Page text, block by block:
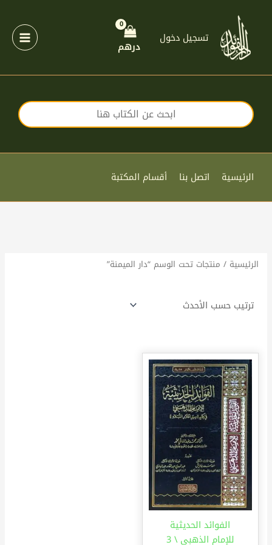
المحتوى
تسجيل دخول
درهم
الرئيسية اتصل بنا أقسام المكتبة
الرئيسية / منتجات تحت الوسم “دار الميمنة”
الفوائد الحديثية
للإمام الذهبي \ 3